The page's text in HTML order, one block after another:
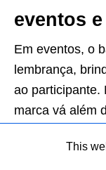
eventos
Em eventos, o
lembrança,
ao participante.
marca vá além
tema doThis